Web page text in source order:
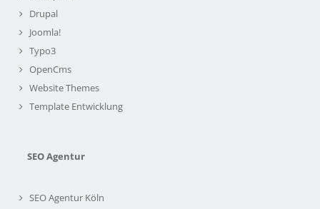
Drupal
Joomla!
Typo3
OpenCms
Website Themes
Template Entwicklung
SEO Agentur
SEO Agentur Köln